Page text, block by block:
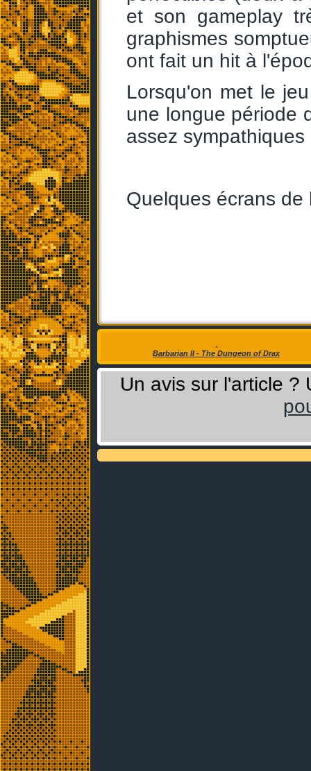
et son gameplay
graphismes
ont fait un hit à
Lorsqu'on met le
une longue période
assez
Quelques écrans
Barbarian II - The Dungeon of Drax
Un avis sur l'article